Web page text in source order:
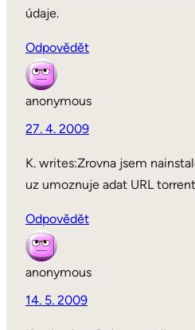
údaje.
Odpovědět
anonymous
27. 4. 2009
K. writes:Zrovna jsem
uz umoznuje adat URL
Odpovědět
anonymous
14. 5. 2009